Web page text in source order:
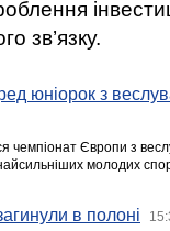
зв’язку.
юніорок з
чемпіонат Європи з
молодих
в полоні